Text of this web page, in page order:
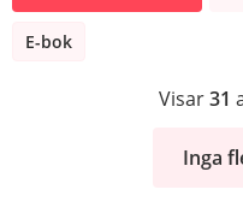
E-bok
Visar31
Inga